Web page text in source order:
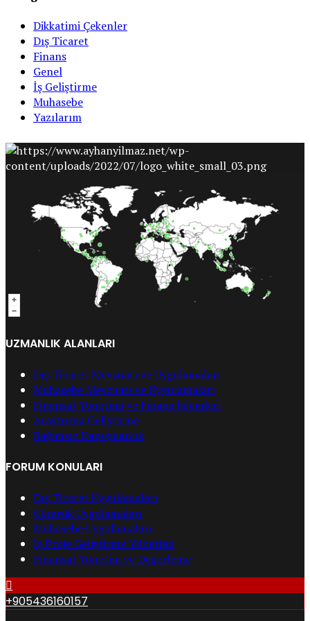
Dikkatimi Çekenler
Dış Ticaret
Finans
Genel
İş Geliştirme
Muhasebe
Yazılarım
UZMANLIK ALANLARI
Dış Ticaret Mevzuatı ve Uygulamaları
Muhasebe Mevzuatı ve Uygulamaları
Finansal Yönetimi ve Finans İşlemleri
Araştırma Geliştirme
Bağımsız Danışmanlık
FORUM KONULARI
Dış Ticaret Uygulamaları
Gümrük Uygulamaları
Muhasebe Uygulamaları
İş Proje Geliştirme Yönetimi
Finansal Yönetim ve Değerleme
+905436160157